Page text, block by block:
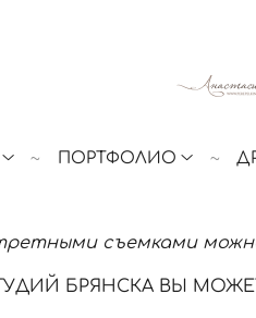
ПОРТФОЛИО
съемками
БРЯНСКА ВЫ